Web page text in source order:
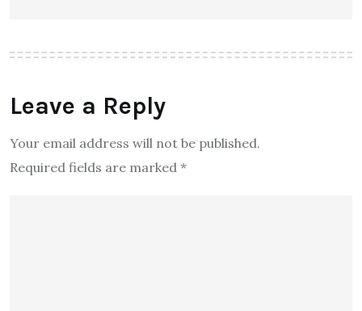
Leave a Reply
Your email address will not be published.
Required fields are marked *